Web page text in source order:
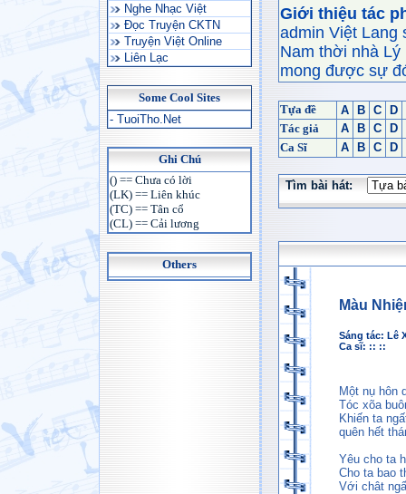
Nghe Nhạc Việt
Đọc Truyện CKTN
Truyện Việt Online
Liên Lạc
Some Cool Sites
- TuoiTho.Net
Ghi Chú
() == Chưa có lời
(LK) == Liên khúc
(TC) == Tân cổ
(CL) == Cải lương
Others
Giới thiệu tác
admin Việt Lang
Nam thời nhà
mong được sự
Tựa đề A B C
D
Tác giả
A B C
D
Ca Sĩ
A B C D
Tìm bài hát:
Màu
Sáng tác: Lê
Ca sĩ: :: ::
Một nụ hôn
Tóc xõa
Khiến ta
quên hết
Yêu cho ta
Cho ta bao
Với chât